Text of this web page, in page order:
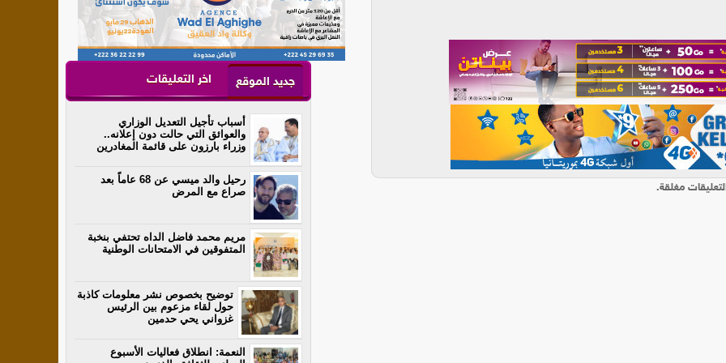
مغلقة.
جديد الموقع اخر التعليقات
أسباب تأجيل التعديل الوزاري
والعوائق التي حالت دون إعلانه..
وزراء بارزون على قائمة المغادرين
رحيل والد ميسي عن 68 عاماً بعد
صراع مع المرض
مريم محمد فاضل الداه تحتفي بنخبة
المتفوقين في الامتحانات الوطنية
توضيح بخصوص نشر معلومات كاذبة
حول لقاء مزعوم بين الرئيس
غزواني يحي حدمين
النعمة: انطلاق فعاليات الأسبوع